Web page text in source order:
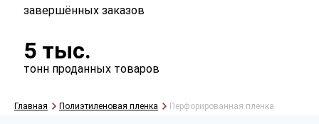
завершённых заказов
5 тыс.
тонн проданных товаров
Главная Полиэтиленовая пленка Перфорированная пленка